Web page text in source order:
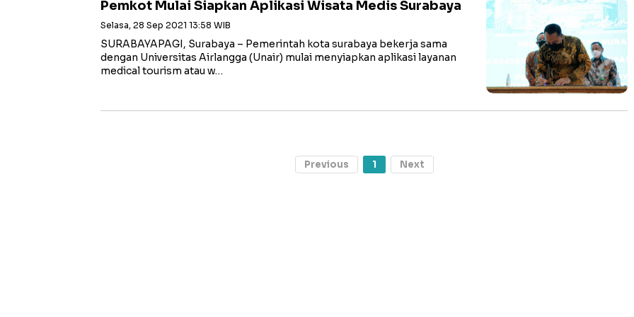
Pemkot Mulai Siapkan Aplikasi Wisata Medis Surabaya
Selasa, 28 Sep 2021 13:58 WIB
SURABAYAPAGI, Surabaya – Pemerintah kota surabaya bekerja sama
dengan Universitas Airlangga (Unair) mulai menyiapkan aplikasi layanan
medical tourism atau w…
Previous 1 Next